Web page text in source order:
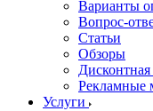
Варианты
Вопрос-
Статьи
Обзоры
Дисконтная
Рекламные
Услуги